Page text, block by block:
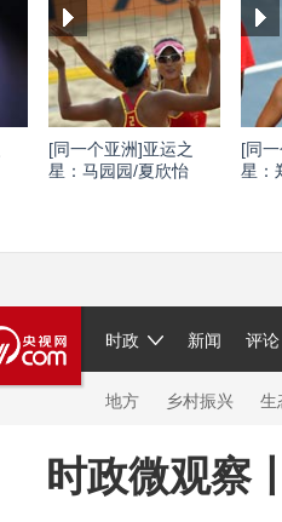
[同一个亚洲]亚运之
星：马园园/夏欣怡
[同
星：